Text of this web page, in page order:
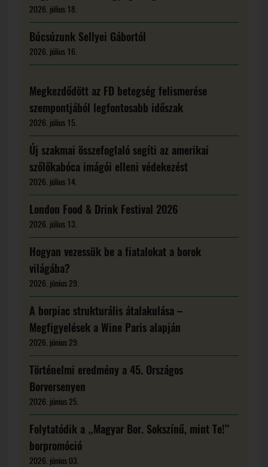
2026. július 18.
Búcsúzunk Sellyei Gábortól
2026. július 16.
Megkezdődött az FD betegség felismerése
szempontjából legfontosabb időszak
2026. július 15.
Új szakmai összefoglaló segíti az amerikai
szőlőkabóca imágói elleni védekezést
2026. július 14.
London Food & Drink Festival 2026
2026. július 13.
Hogyan vezessük be a fiatalokat a borok
világába?
2026. június 29.
A borpiac strukturális átalakulása –
Megfigyelések a Wine Paris alapján
2026. június 29.
Történelmi eredmény a 45. Országos
Borversenyen
2026. június 25.
Folytatódik a „Magyar Bor. Sokszínű, mint Te!”
borpromóció
2026. június 03.